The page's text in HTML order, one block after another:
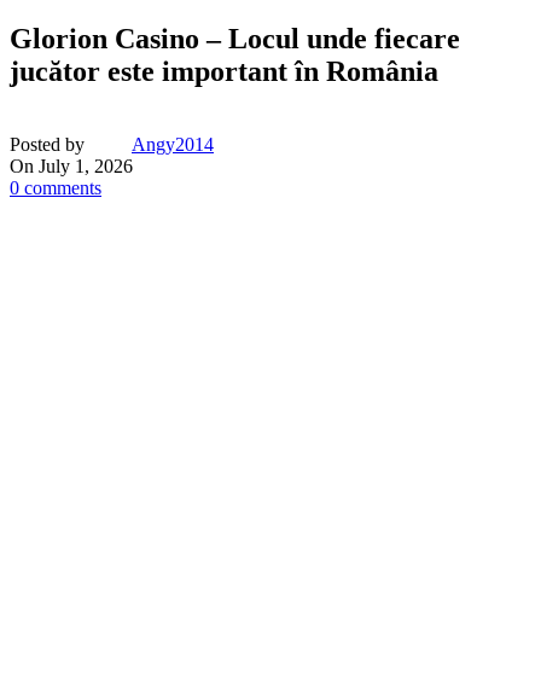
Glorion Casino – Locul unde fiecare
jucător este important în România
Posted by
Angy2014
On July 1, 2026
0 comments